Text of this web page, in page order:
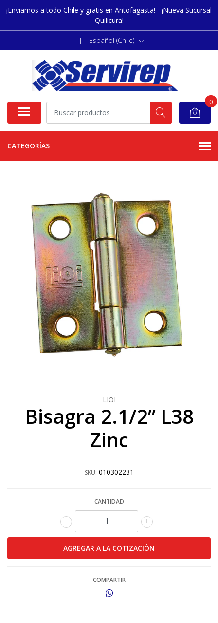
¡Enviamos a todo Chile y gratis en Antofagasta! - ¡Nueva Sucursal
Quilicura!
| Español (Chile)
0
CATEGORÍAS
LIOI
Bisagra 2.1/2” L38
Zinc
SKU: 010302231
CANTIDAD
+
-
COMPARTIR